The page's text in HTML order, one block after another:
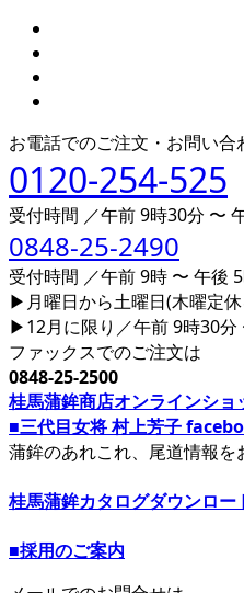
お電話でのご注文・お問い合
0120-254-525
受付時間 ／午前 9時30分 〜
0848-25-2490
受付時間 ／午前 9時 〜 午後
▶月曜日から土曜日(木曜定
▶12月に限り／午前 9時30分
ファックスでのご注文は
0848-25-2500
桂馬蒲鉾商店オンラインショ
■三代目女将 村上芳子
蒲鉾のあれこれ、尾道情報を
桂馬蒲鉾カタログダウンロー
■採用のご案内